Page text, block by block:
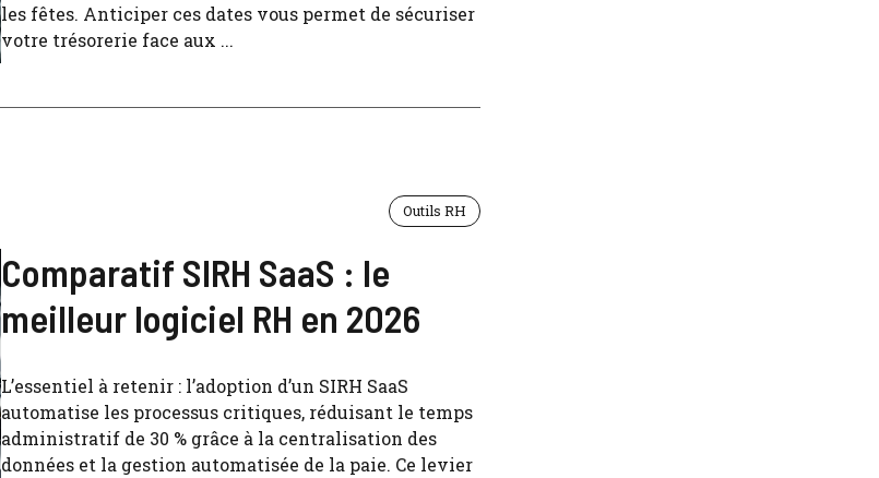
les fêtes. Anticiper ces dates vous permet de sécuriser
votre trésorerie face aux ...
Outils RH
Comparatif SIRH SaaS : le
meilleur logiciel RH en 2026
L’essentiel à retenir : l’adoption d’un SIRH SaaS
automatise les processus critiques, réduisant le temps
administratif de 30 % grâce à la centralisation des
données et la gestion automatisée de la paie. Ce levier